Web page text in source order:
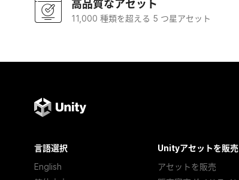
高品質なアセット
11,000 種類を超える 5 つ星アセット
言語選択
English
Unityアセットを販売
アセットを販売